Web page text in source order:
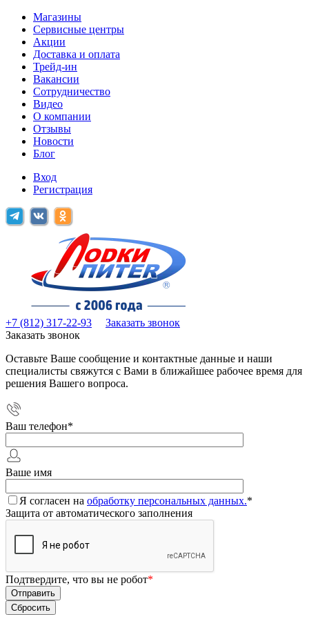
Магазины
Сервисные центры
Акции
Доставка и оплата
Трейд-ин
Вакансии
Сотрудничество
Видео
О компании
Отзывы
Новости
Блог
Вход
Регистрация
+7 (812) 317-22-93
Заказать звонок
Заказать звонок
Оставьте Ваше сообщение и контактные данные и наши
специалисты свяжутся с Вами в ближайшее рабочее время для
решения Вашего вопроса.
Ваш телефон*
Ваше имя
Я согласен на обработку персональных данных.*
Защита от автоматического заполнения
Подтвердите, что вы не робот*